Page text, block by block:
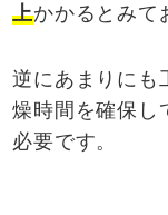
上かかるとみて
逆にあまりにも
燥時間を確保し
必要です。